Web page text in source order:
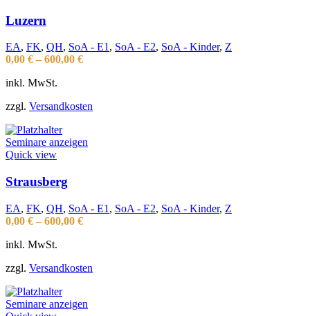
Luzern
EA, FK, QH, SoA - E1 , SoA - E2, SoA - Kinder, Z
0,00 € – 600,00 €
inkl. MwSt.
zzgl. Versandkosten
Seminare anzeigen
Quick view
Strausberg
EA, FK, QH, SoA - E1 , SoA - E2, SoA - Kinder, Z
0,00 € – 600,00 €
inkl. MwSt.
zzgl. Versandkosten
Seminare anzeigen